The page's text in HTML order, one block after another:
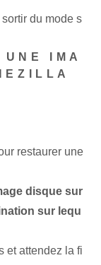
du mode s
UNE IMA
restaurer une
disque sur
sur lequ
et attendez la fi